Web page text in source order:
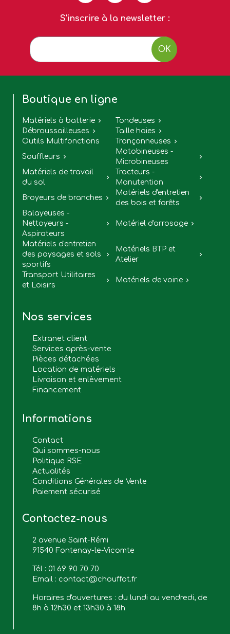
S'inscrire à la newsletter :
OK
Boutique en ligne
Matériels à batterie  Tondeuses 
Débroussailleuses  Taille haies 
Outils Multifonctions Tronçonneuses 
Souffleurs 
Motobineuses -
Microbineuses

Matériels de travail
du sol

Tracteurs -
Manutention

Broyeurs de branches 
Matériels d'entretien
des bois et forêts

Balayeuses -
Nettoyeurs -
Aspirateurs
 Matériel d'arrosage 
Matériels d'entretien
des paysages et sols
sportifs

Matériels BTP et
Atelier

Transport Utilitaires
et Loisirs
 Matériels de voirie 
Nos services
Extranet client
Services après-vente
Pièces détachées
Location de matériels
Livraison et enlèvement
Financement
Informations
Contact
Qui sommes-nous
Politique RSE
Actualités
Conditions Générales de Vente
Paiement sécurisé
Contactez-nous
2 avenue Saint-Rémi
91540 Fontenay-le-Vicomte
Tél : 01 69 90 70 70
Email : contact@chouffot.fr
Horaires d'ouvertures : du lundi au vendredi, de
8h à 12h30 et 13h30 à 18h